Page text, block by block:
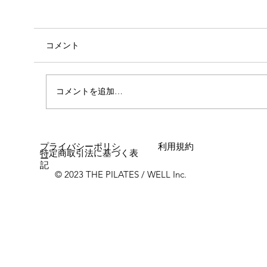
コメント
コメントを追加…
© 2023 THE PILATES / WELL Inc.
プライバシーポリシ
ー
利用規約
特定商取引法に基づく表
記